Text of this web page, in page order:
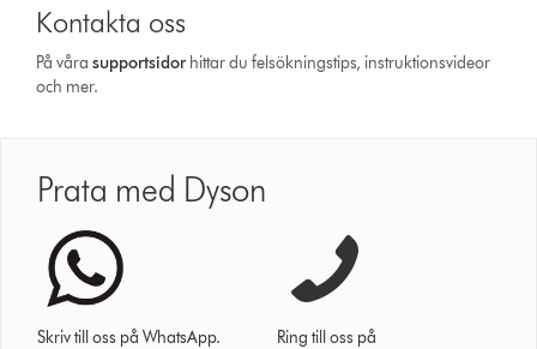
Kontakta oss
På vårasupport­sidor hittar du felsökningstips, instruktionsvideor
och mer.
Prata med Dyson
Skriv till oss på WhatsApp.
Ring till oss på